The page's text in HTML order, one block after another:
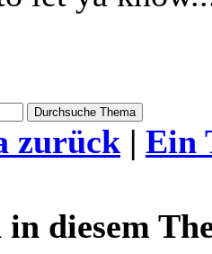
zurück | Ein
diesem